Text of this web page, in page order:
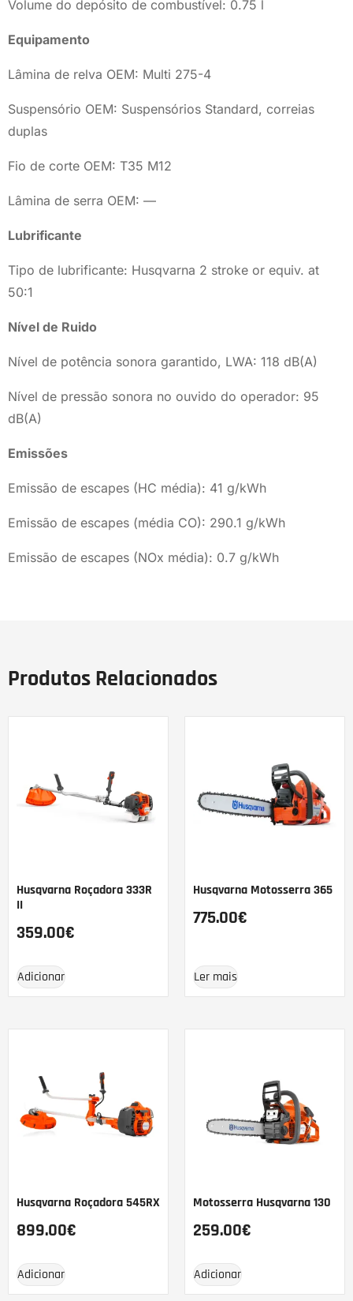
Volume do depósito de combustível: 0.75 l
Equipamento
Lâmina de relva OEM: Multi 275-4
Suspensório OEM: Suspensórios Standard, correias
duplas
Fio de corte OEM: T35 M12
Lâmina de serra OEM: —
Lubrificante
Tipo de lubrificante: Husqvarna 2 stroke or equiv. at
50:1
Nível de Ruido
Nível de potência sonora garantido, LWA: 118 dB(A)
Nível de pressão sonora no ouvido do operador: 95
dB(A)
Emissões
Emissão de escapes (HC média): 41 g/kWh
Emissão de escapes (média CO): 290.1 g/kWh
Emissão de escapes (NOx média): 0.7 g/kWh
Produtos Relacionados
Husqvarna Roçadora 333R
II
359.00€
Adicionar
Husqvarna Motosserra 365
775.00€
Ler mais
Husqvarna Roçadora 545RX
899.00€
Adicionar
Motosserra Husqvarna 130
259.00€
Adicionar